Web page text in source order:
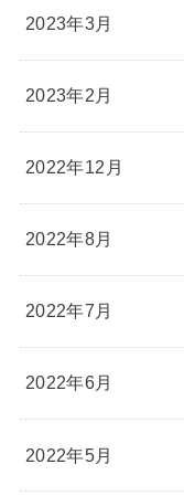
2023年3月
2023年2月
2022年12月
2022年8月
2022年7月
2022年6月
2022年5月